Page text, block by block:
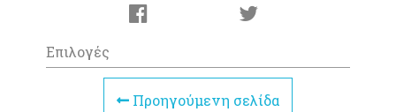
Επιλογές
Προηγούμενη σελίδα